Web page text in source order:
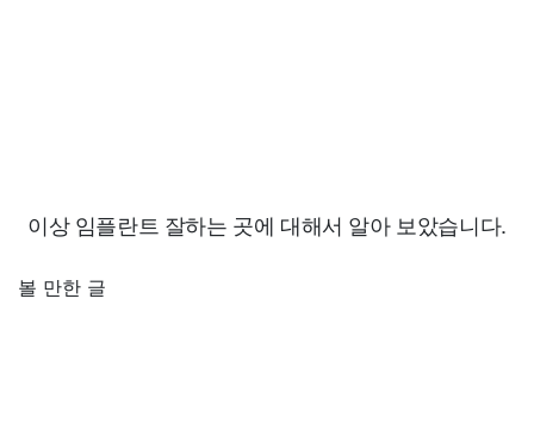
이상 임플란트 잘하는 곳에 대해서 알아 보았습니다.
볼 만한 글